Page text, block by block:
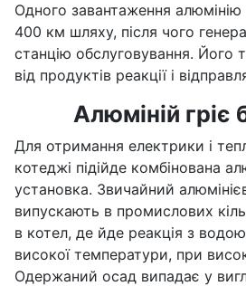
Одного завантаження
400 км шляху, після чого
станцію обслуговування. Його
від продуктів реакції і
Алюміній гріє
Для отримання електрики і
котеджі підійде комбінована
установка. Звичайний
випускають в промислових
в котел, де йде реакція з
високої температури, при
Одержаний осад випадає у